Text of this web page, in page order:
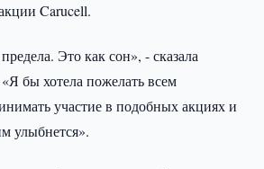
Carucell.
Это как сон», - сказала
бы хотела пожелать всем
участие в подобных акциях и
улыбнется».